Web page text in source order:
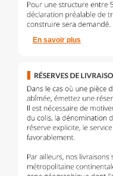
En savoir plus